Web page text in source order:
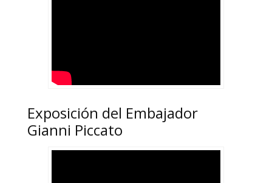
Exposición del Embajador
Gianni Piccato